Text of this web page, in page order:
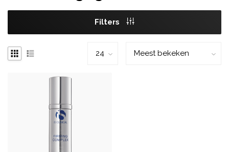
Filters